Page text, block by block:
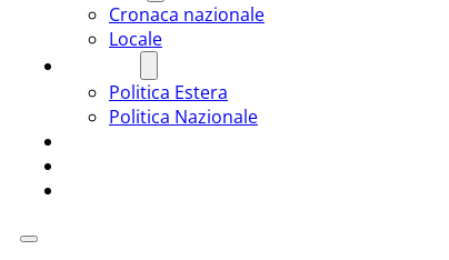
Cronaca nazionale
Locale
Politica Estera
Politica Nazionale